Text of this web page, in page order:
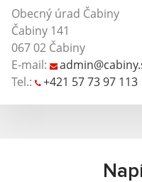
Obecný úrad Čabiny
Čabiny 141
067 02 Čabiny
E-mail:
Tel.:
+421 57 73 97 113